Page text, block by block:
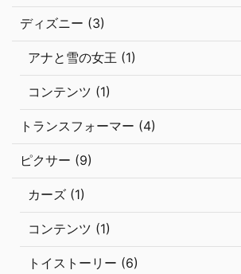
ディズニー (3)
アナと雪の女王 (1)
コンテンツ (1)
トランスフォーマー (4)
ピクサー (9)
カーズ (1)
コンテンツ (1)
トイストーリー (6)